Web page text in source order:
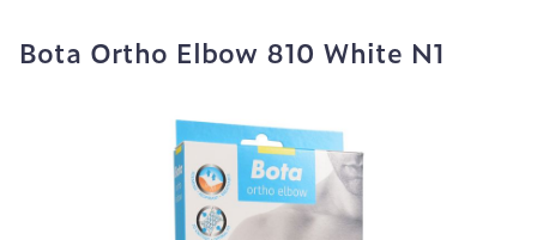
Bota Ortho Elbow 810 White N1